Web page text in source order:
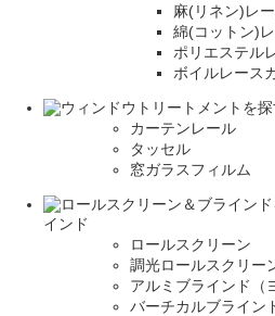
麻(リネン)レ
綿(コットン)
ポリエステル
ボイルレース
カーテンレール
タッセル
窓ガラスフィルム
インド
ロールスクリーン
調光ロールスクリー
アルミブラインド（
バーチカルブライン